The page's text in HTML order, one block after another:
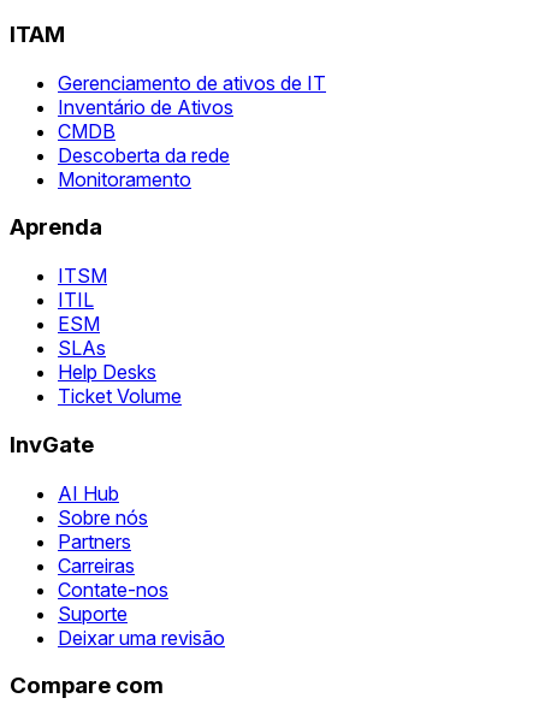
ITAM
Gerenciamento de ativos de IT
Inventário de Ativos
CMDB
Descoberta da rede
Monitoramento
Aprenda
ITSM
ITIL
ESM
SLAs
Help Desks
Ticket Volume
InvGate
AI Hub
Sobre nós
Partners
Carreiras
Contate-nos
Suporte
Deixar uma revisão
Compare com